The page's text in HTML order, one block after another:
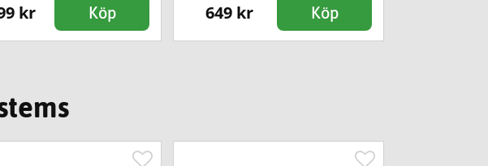
kr Köp 649 kr Köp